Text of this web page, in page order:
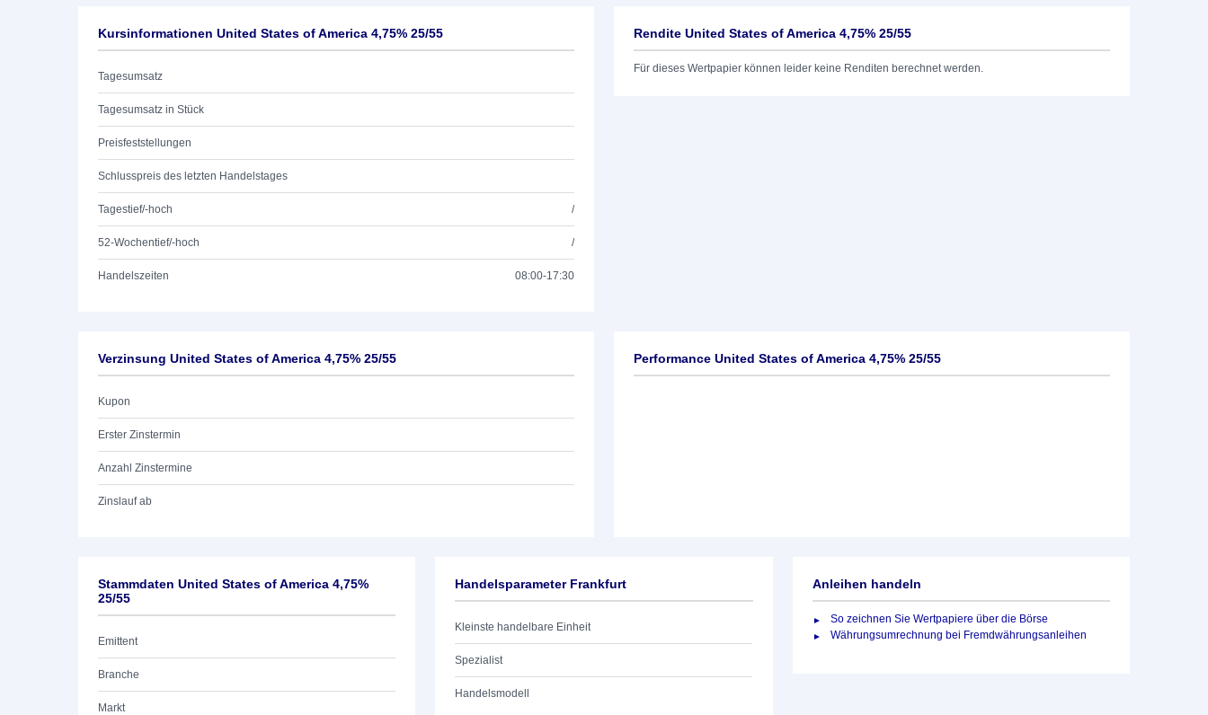
Kursinformationen United States of America 4,75% 25/55
Tagesumsatz
Tagesumsatz in Stück
Preisfeststellungen
Schlusspreis des letzten Handelstages
Tagestief/-hoch /
52-Wochentief/-hoch /
Handelszeiten 08:00-17:30
Rendite United States of America 4,75% 25/55
Für dieses Wertpapier können leider keine Renditen berechnet werden.
Verzinsung United States of America 4,75% 25/55
Kupon
Erster Zinstermin
Anzahl Zinstermine
Zinslauf ab
Performance United States of America 4,75% 25/55
Stammdaten United States of America 4,75%
25/55
Emittent
Branche
Markt
Handelsparameter Frankfurt
Kleinste handelbare Einheit
Spezialist
Handelsmodell
Anleihen handeln
So zeichnen Sie Wertpapiere über die Börse
Währungsumrechnung bei Fremdwährungsanleihen